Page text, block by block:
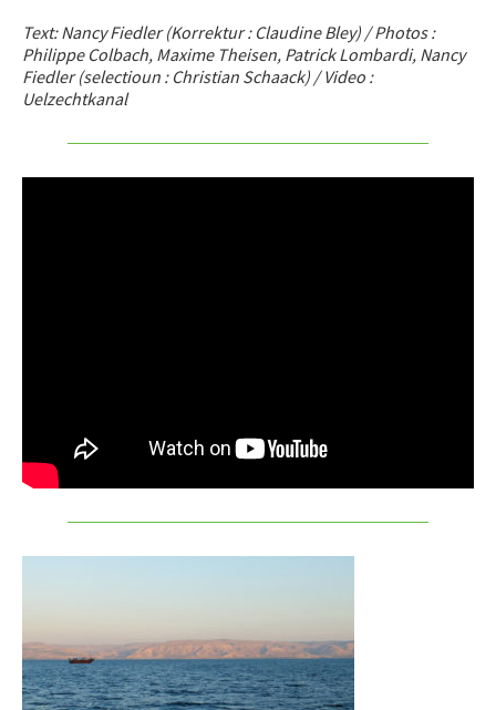
Text: Nancy Fiedler (Korrektur : Claudine Bley) / Photos :
Philippe Colbach, Maxime Theisen, Patrick Lombardi, Nancy
Fiedler (selectioun : Christian Schaack) / Video :
Uelzechtkanal